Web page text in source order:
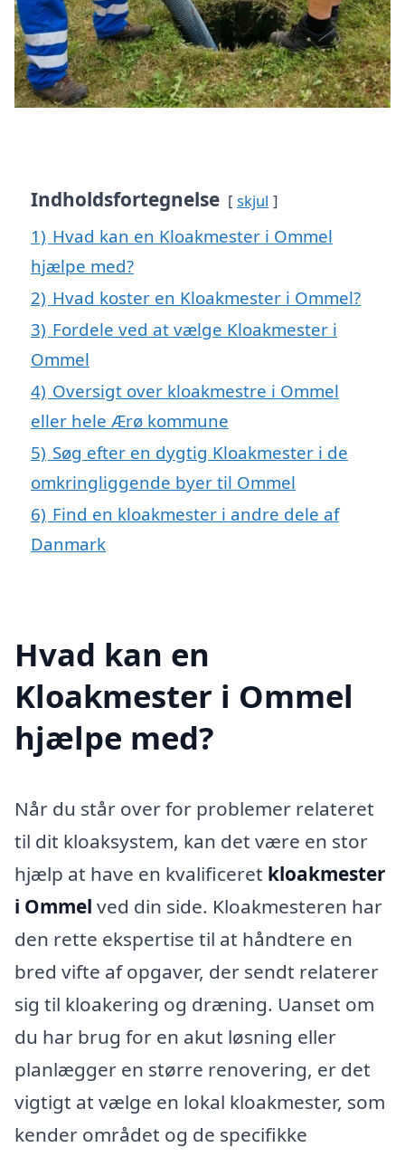
Indholdsfortegnelse skjul
1) Hvad kan en Kloakmester i Ommel
hjælpe med?
2) Hvad koster en Kloakmester i Ommel?
3) Fordele ved at vælge Kloakmester i
Ommel
4) Oversigt over kloakmestre i Ommel
eller hele Ærø kommune
5) Søg efter en dygtig Kloakmester i de
omkringliggende byer til Ommel
6) Find en kloakmester i andre dele af
Danmark
Hvad kan en
Kloakmester i Ommel
hjælpe med?
Når du står over for problemer relateret
til dit kloaksystem, kan det være en stor
hjælp at have en kvalificeret kloakmester
i Ommel ved din side. Kloakmesteren har
den rette ekspertise til at håndtere en
bred vifte af opgaver, der sendt relaterer
sig til kloakering og dræning. Uanset om
du har brug for en akut løsning eller
planlægger en større renovering, er det
vigtigt at vælge en lokal kloakmester, som
kender området og de specifikke